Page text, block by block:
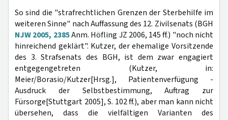
So sind die "strafrechtlichen Grenzen der Sterbehilfe im
weiteren Sinne" nach Auffassung des 12. Zivilsenats (BGH
NJW 2005, 2385Anm. Höfling JZ 2006, 145 ff.) "noch nicht
hinreichend geklärt". Kutzer, der ehemalige Vorsitzende
des 3. Strafsenats des BGH, ist dem zwar engagiert
entgegengetreten (Kutzer, in:
Meier/Borasio/Kutzer[Hrsg.], Patientenverfügung -
Ausdruck der Selbstbestimmung, Auftrag zur
Fürsorge[Stuttgart 2005], S. 102 ff.), aber man kann nicht
übersehen, dass die vielfältigen Varianten des